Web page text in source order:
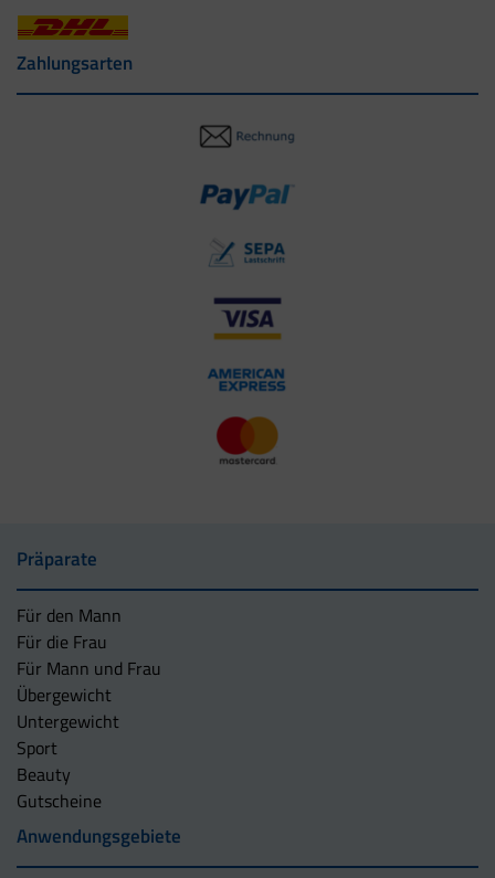
Zahlungsarten
Präparate
Für den Mann
Für die Frau
Für Mann und Frau
Übergewicht
Untergewicht
Sport
Beauty
Gutscheine
Anwendungsgebiete